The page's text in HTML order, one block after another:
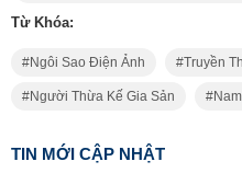
Từ Khóa:
Ngôi Sao Điện Ảnh Truyền
Người Thừa Kế Gia Sản
TIN MỚI CẬP NHẬT